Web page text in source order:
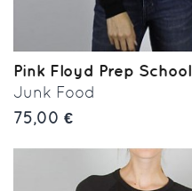
Pink Floyd Prep School
Junk Food
75,00 €